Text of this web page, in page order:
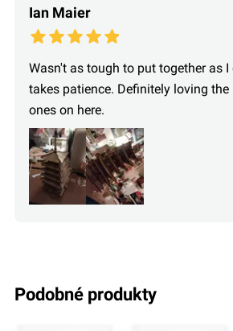
Ian Maier
Wasn't as tough to put together as
takes patience. Definitely loving
ones on here.
podobné produkty